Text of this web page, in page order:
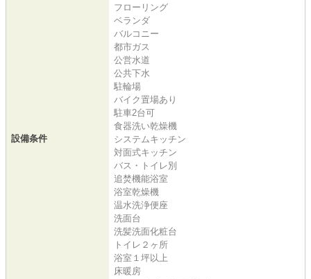
設備条件
フローリング
ベランダ
バルコニー
都市ガス
公営水道
公共下水
駐輪場
バイク置場あり
駐車2台可
食器洗い乾燥機
システムキッチン
対面式キッチン
バス・トイレ別
追焚機能浴室
浴室乾燥機
温水洗浄便座
洗面台
洗髪洗面化粧台
トイレ２ヶ所
浴室１坪以上
床暖房